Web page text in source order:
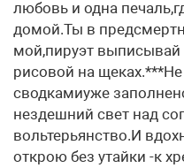
любовь и одна
домой.Ты в
мой,пируэт выписывай
рисовой на
сводкамиуже
нездешний свет над
вольтерьянство.И
открою без утайки -к